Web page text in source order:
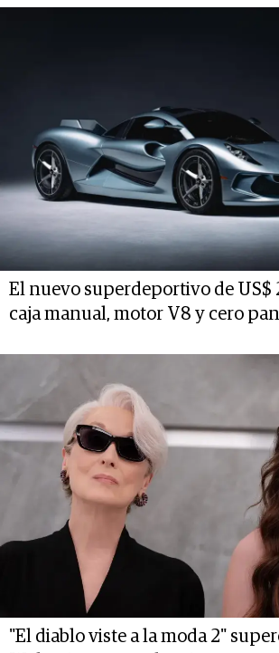
El nuevo superdeportivo de US$
caja manual, motor V8 y cero
"El diablo viste a la moda 2"